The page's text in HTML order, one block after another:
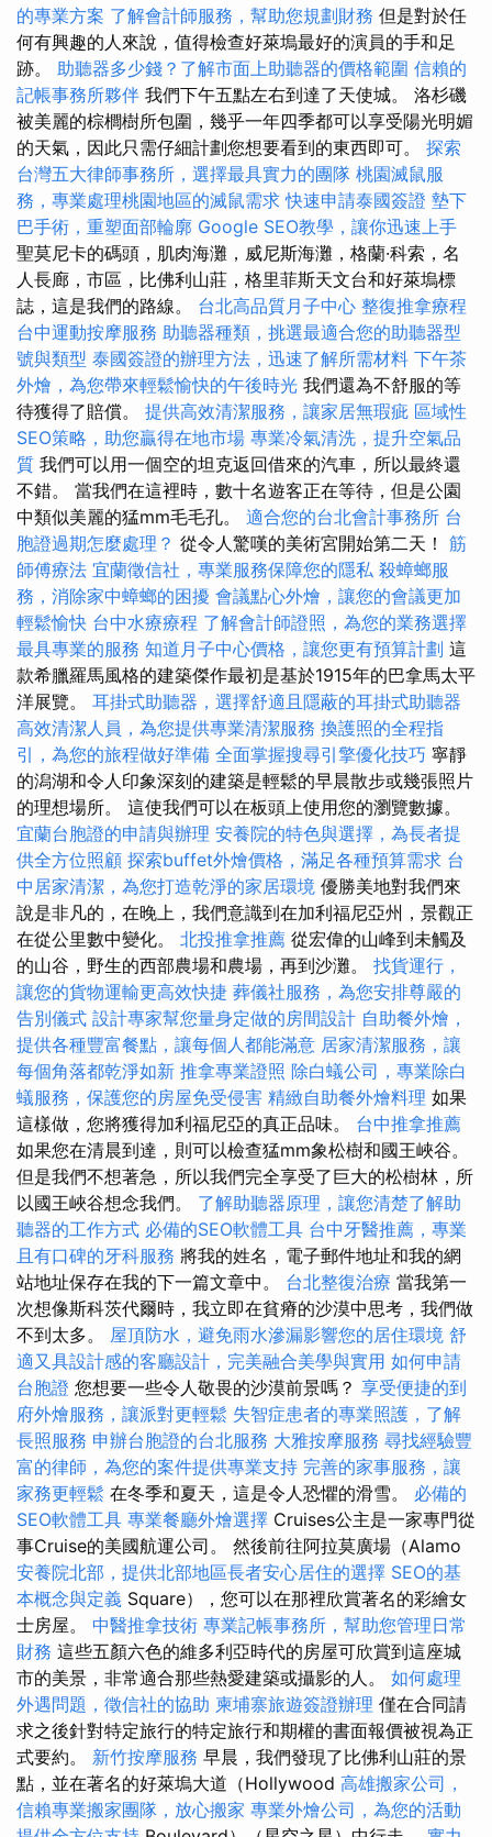
的專業方案 了解會計師服務，幫助您規劃財務 但是對於任
何有興趣的人來說，值得檢查好萊塢最好的演員的手和足
跡。 助聽器多少錢？了解市面上助聽器的價格範圍 信賴的
記帳事務所夥伴 我們下午五點左右到達了天使城。 洛杉磯
被美麗的棕櫚樹所包圍，幾乎一年四季都可以享受陽光明媚
的天氣，因此只需仔細計劃您想要看到的東西即可。 探索
台灣五大律師事務所，選擇最具實力的團隊 桃園滅鼠服
務，專業處理桃園地區的滅鼠需求 快速申請泰國簽證 墊下
巴手術，重塑面部輪廓 Google SEO教學，讓你迅速上手
聖莫尼卡的碼頭，肌肉海灘，威尼斯海灘，格蘭·科索，名
人長廊，市區，比佛利山莊，格里菲斯天文台和好萊塢標
誌，這是我們的路線。 台北高品質月子中心 整復推拿療程
台中運動按摩服務 助聽器種類，挑選最適合您的助聽器型
號與類型 泰國簽證的辦理方法，迅速了解所需材料 下午茶
外燴，為您帶來輕鬆愉快的午後時光 我們還為不舒服的等
待獲得了賠償。 提供高效清潔服務，讓家居無瑕疵 區域性
SEO策略，助您贏得在地市場 專業冷氣清洗，提升空氣品
質 我們可以用一個空的坦克返回借來的汽車，所以最終還
不錯。 當我們在這裡時，數十名遊客正在等待，但是公園
中類似美麗的猛mm毛毛孔。 適合您的台北會計事務所 台
胞證過期怎麼處理？ 從令人驚嘆的美術宮開始第二天！ 筋
師傅療法 宜蘭徵信社，專業服務保障您的隱私 殺蟑螂服
務，消除家中蟑螂的困擾 會議點心外燴，讓您的會議更加
輕鬆愉快 台中水療療程 了解會計師證照，為您的業務選擇
最具專業的服務 知道月子中心價格，讓您更有預算計劃 這
款希臘羅馬風格的建築傑作最初是基於1915年的巴拿馬太平
洋展覽。 耳掛式助聽器，選擇舒適且隱蔽的耳掛式助聽器
高效清潔人員，為您提供專業清潔服務 換護照的全程指
引，為您的旅程做好準備 全面掌握搜尋引擎優化技巧 寧靜
的潟湖和令人印象深刻的建築是輕鬆的早晨散步或幾張照片
的理想場所。 這使我們可以在板頭上使用您的瀏覽數據。
宜蘭台胞證的申請與辦理 安養院的特色與選擇，為長者提
供全方位照顧 探索buffet外燴價格，滿足各種預算需求 台
中居家清潔，為您打造乾淨的家居環境 優勝美地對我們來
說是非凡的，在晚上，我們意識到在加利福尼亞州，景觀正
在從公里數中變化。 北投推拿推薦 從宏偉的山峰到未觸及
的山谷，野生的西部農場和農場，再到沙灘。 找貨運行，
讓您的貨物運輸更高效快捷 葬儀社服務，為您安排尊嚴的
告別儀式 設計專家幫您量身定做的房間設計 自助餐外燴，
提供各種豐富餐點，讓每個人都能滿意 居家清潔服務，讓
每個角落都乾淨如新 推拿專業證照 除白蟻公司，專業除白
蟻服務，保護您的房屋免受侵害 精緻自助餐外燴料理 如果
這樣做，您將獲得加利福尼亞的真正品味。 台中推拿推薦
如果您在清晨到達，則可以檢查猛mm象松樹和國王峽谷。
但是我們不想著急，所以我們完全享受了巨大的松樹林，所
以國王峽谷想念我們。 了解助聽器原理，讓您清楚了解助
聽器的工作方式 必備的SEO軟體工具 台中牙醫推薦，專業
且有口碑的牙科服務 將我的姓名，電子郵件地址和我的網
站地址保存在我的下一篇文章中。 台北整復治療 當我第一
次想像斯科茨代爾時，我立即在貧瘠的沙漠中思考，我們做
不到太多。 屋頂防水，避免雨水滲漏影響您的居住環境 舒
適又具設計感的客廳設計，完美融合美學與實用 如何申請
台胞證 您想要一些令人敬畏的沙漠前景嗎？ 享受便捷的到
府外燴服務，讓派對更輕鬆 失智症患者的專業照護，了解
長照服務 申辦台胞證的台北服務 大雅按摩服務 尋找經驗豐
富的律師，為您的案件提供專業支持 完善的家事服務，讓
家務更輕鬆 在冬季和夏天，這是令人恐懼的滑雪。 必備的
SEO軟體工具 專業餐廳外燴選擇 Cruises公主是一家專門從
事Cruise的美國航運公司。 然後前往阿拉莫廣場（Alamo
安養院北部，提供北部地區長者安心居住的選擇 SEO的基
本概念與定義 Square），您可以在那裡欣賞著名的彩繪女
士房屋。 中醫推拿技術 專業記帳事務所，幫助您管理日常
財務 這些五顏六色的維多利亞時代的房屋可欣賞到這座城
市的美景，非常適合那些熱愛建築或攝影的人。 如何處理
外遇問題，徵信社的協助 柬埔寨旅遊簽證辦理 僅在合同請
求之後針對特定旅行的特定旅行和期權的書面報價被視為正
式要約。 新竹按摩服務 早晨，我們發現了比佛利山莊的景
點，並在著名的好萊塢大道（Hollywood 高雄搬家公司，
信賴專業搬家團隊，放心搬家 專業外燴公司，為您的活動